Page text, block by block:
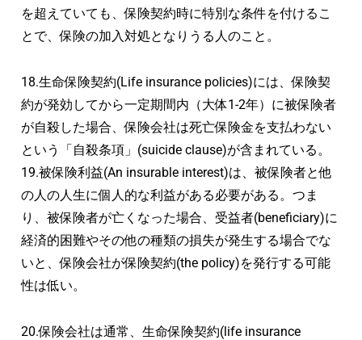
を超えていても、保険契約時に特別な条件を付けるこ
とで、保険の加入対処となりうる人のこと。
18.生命保険契約(Life insurance policies)には、保険契
約が発効してから一定期間内（大体1-2年）に被保険者
が自殺した場合、保険会社は死亡保険金を支払わない
という「自殺条項」(suicide clause)が含まれている。
19.被保険利益(An insurable interest)は、被保険者と他
の人の人生に個人的な利益がある必要がある。つま
り、被保険者が亡くなった場合、受益者(beneficiary)に
経済的困難やその他の種類の損失が発生する場合でな
いと、保険会社が保険契約(the policy)を発行する可能
性は低い。
20.保険会社は通常、生命保険契約(life insurance